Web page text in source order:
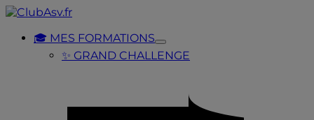
Placeholder
Anchor
Skip
Content
Skip
Footer🎓 MES FORMATIONS
Toggle
Submenu
FORMATIONS
✨ GRAND CHALLENGE